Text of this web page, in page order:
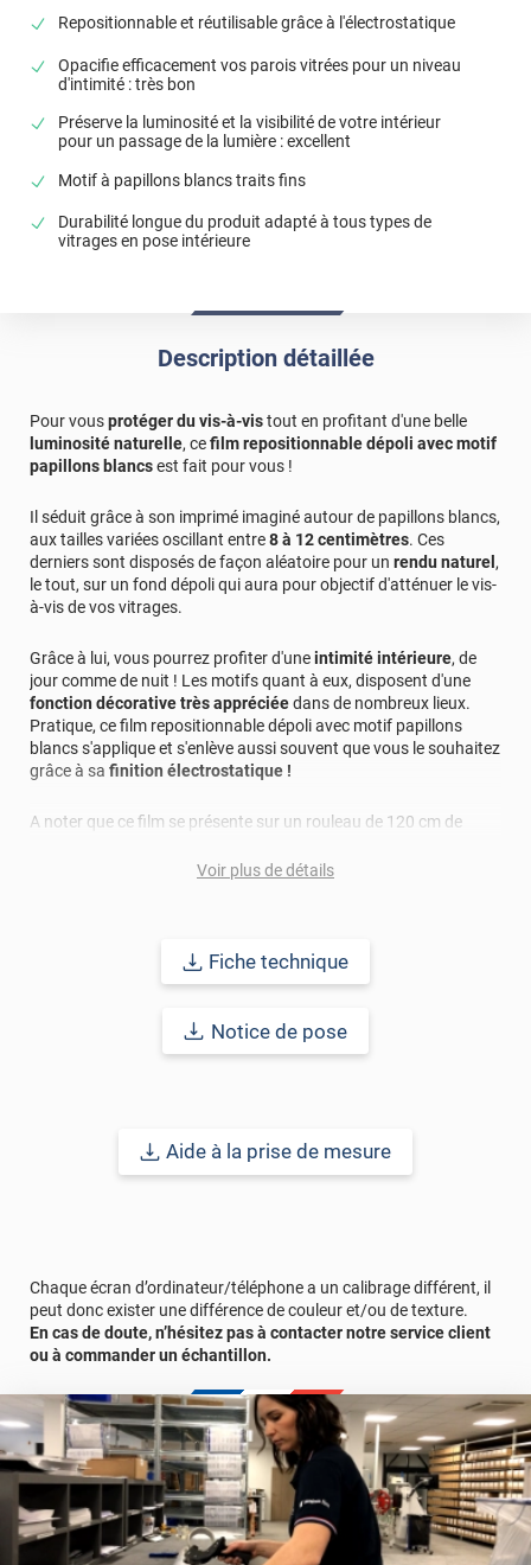
Repositionnable et réutilisable grâce à l'électrostatique
Opacifie efficacement vos parois vitrées pour un niveau
d'intimité : très bon
Préserve la luminosité et la visibilité de votre intérieur
pour un passage de la lumière : excellent
Motif à papillons blancs traits fins
Durabilité longue du produit adapté à tous types de
vitrages en pose intérieure
*****
Il y a 1633 jours
Le fait que les papillons soient placés de façon aléatoire,
permet une pose aisée et un joli visuel
l'apprecie la qualité et le choix
*****
Il y a 1846 jours
*****
Il y a 1882 jours
Il y a 1886 jours
qualité et trés trés satisfaite aucun soucis coupe parfaite
*****
Il y a 1977 jours
Film autocollant motif papillons.
*****Il y a 1906 jours
Ce film est exactement ce qu'il représentait sur le site et
donc ma commande me donne entière satisfaction
*****
Il y a 1749 jours
Description détaillée
Pour vousprotéger du vis-à-vistout en profitant d'une belle
luminosité naturelle, cefilm repositionnable dépoli avec motif
papillons blancsest fait pour vous !
Il séduit grâce à son imprimé imaginé autour de papillons blancs,
aux tailles variées oscillant entre8 à 12 centimètres. Ces
derniers sont disposés de façon aléatoire pour un rendu naturel ,
le tout, sur un fond dépoli qui aura pour objectif d'atténuer le vis-
à-vis de vos vitrages.
Grâce à lui, vous pourrez profiter d'uneintimité intérieure, de
jour comme de nuit ! Les motifs quant à eux, disposent d'une
fonction décorative très appréciéedans de nombreux lieux.
Pratique, ce film repositionnable dépoli avec motif papillons
blancs s'applique et s'enlève aussi souvent que vous le souhaitez
grâce à sa finition électrostatique !
A noter que ce film se présente sur un rouleau de 120 cm de
Voir plus de détails
Fiche technique
Notice de pose
Aide à la prise de mesure
Chaque écran d’ordinateur/téléphone a un calibrage différent, il
peut donc exister une différence de couleur et/ou de texture.
En cas de doute, n’hésitez pas à contacter notre service client
ou à commander un échantillon.